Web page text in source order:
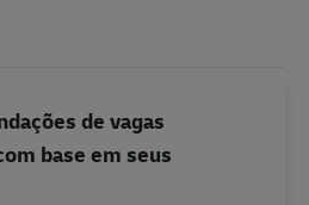
de vagas
base em seus